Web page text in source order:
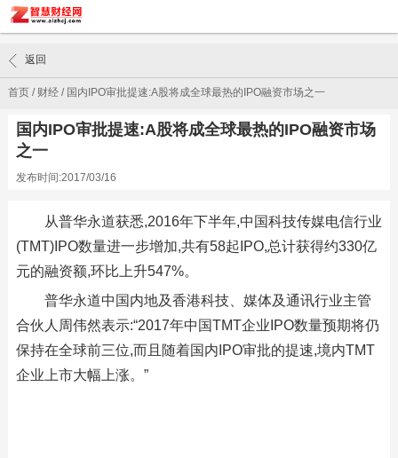
首页/ 财经/ 国内IPO审批提速:A股将成全球最热的IPO融资市场之一
返回
国内IPO审批提速:A股将成全球最热的IPO融资市场
之一
发布时间:2017/03/16
从普华永道获悉,2016年下半年,中国科技传媒电信行业
(TMT)IPO数量进一步增加,共有58起IPO,总计获得约330亿
元的融资额,环比上升547%。
普华永道中国内地及香港科技、媒体及通讯行业主管
合伙人周伟然表示:“2017年中国TMT企业IPO数量预期将仍
保持在全球前三位,而且随着国内IPO审批的提速,境内TMT
企业上市大幅上涨。”